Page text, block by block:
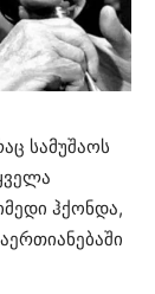
სამუშაოს
ჰქონდა,